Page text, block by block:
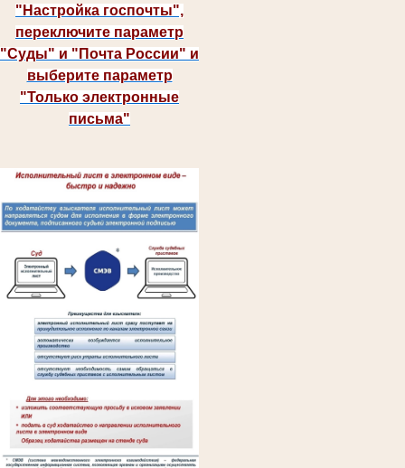
"Настройка госпочты",
переключите параметр
"Суды" и "Почта России" и
выберите параметр
"Только электронные
письма"